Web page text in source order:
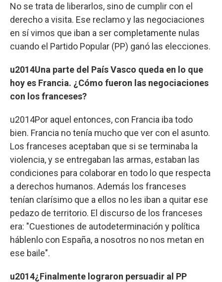
No se trata de liberarlos, sino de cumplir con el
derecho a visita. Ese reclamo y las negociaciones
en sí vimos que iban a ser completamente nulas
cuando el Partido Popular (PP) ganó las elecciones.
u2014Una parte del País Vasco queda en lo que
hoy es Francia. ¿Cómo fueron las negociaciones
con los franceses?
u2014Por aquel entonces, con Francia iba todo
bien. Francia no tenía mucho que ver con el asunto.
Los franceses aceptaban que si se terminaba la
violencia, y se entregaban las armas, estaban las
condiciones para colaborar en todo lo que respecta
a derechos humanos. Además los franceses
tenían clarísimo que a ellos no les iban a quitar ese
pedazo de territorio. El discurso de los franceses
era: "Cuestiones de autodeterminación y política
háblenlo con España, a nosotros no nos metan en
ese baile".
u2014¿Finalmente lograron persuadir al PP